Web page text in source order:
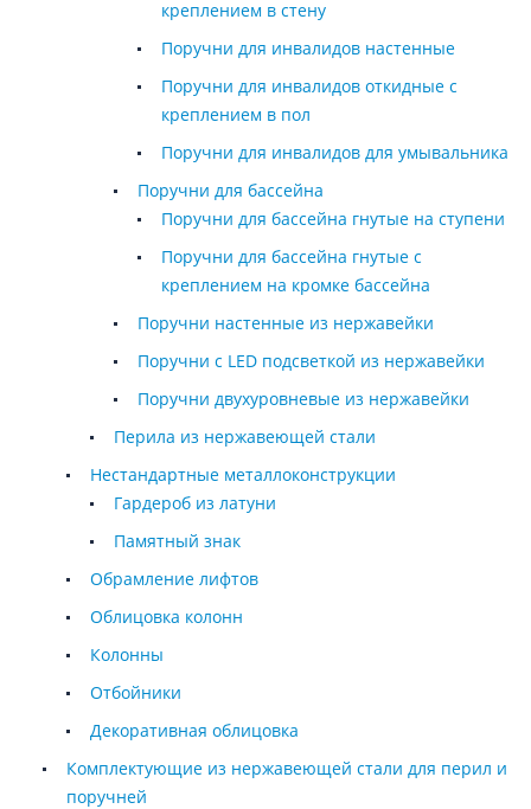
креплением в стену
Поручни для инвалидов настенные
Поручни для инвалидов откидные с
креплением в пол
Поручни для инвалидов для умывальника
Поручни для бассейна
Поручни для бассейна гнутые на ступени
Поручни для бассейна гнутые с
креплением на кромке бассейна
Поручни настенные из нержавейки
Поручни с LED подсветкой из нержавейки
Поручни двухуровневые из нержавейки
Перила из нержавеющей стали
Нестандартные металлоконструкции
Гардероб из латуни
Памятный знак
Обрамление лифтов
Облицовка колонн
Колонны
Отбойники
Декоративная облицовка
Комплектующие из нержавеющей стали для перил и
поручней